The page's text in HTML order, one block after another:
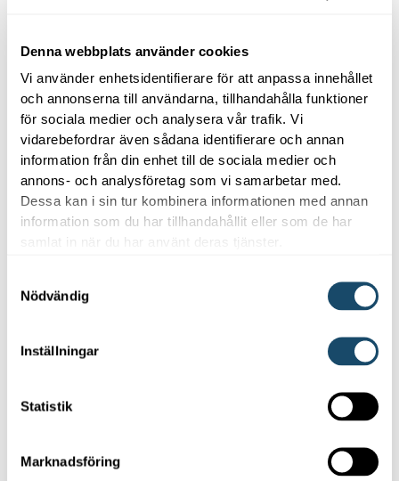
Denna webbplats använder cookies
Vi använder enhetsidentifierare för att anpassa innehållet
och annonserna till användarna, tillhandahålla funktioner
för sociala medier och analysera vår trafik. Vi
vidarebefordrar även sådana identifierare och annan
information från din enhet till de sociala medier och
annons- och analysföretag som vi samarbetar med.
Dessa kan i sin tur kombinera informationen med annan
information som du har tillhandahållit eller som de har
samlat in när du har använt deras tjänster.
Nödvändig
Inställningar
Statistik
Marknadsföring
Bergvärme
IVT Greenline
HE-C11
Kontakta oss
Bergvärme
IVT Greenline
HE-C6
Kontakta oss